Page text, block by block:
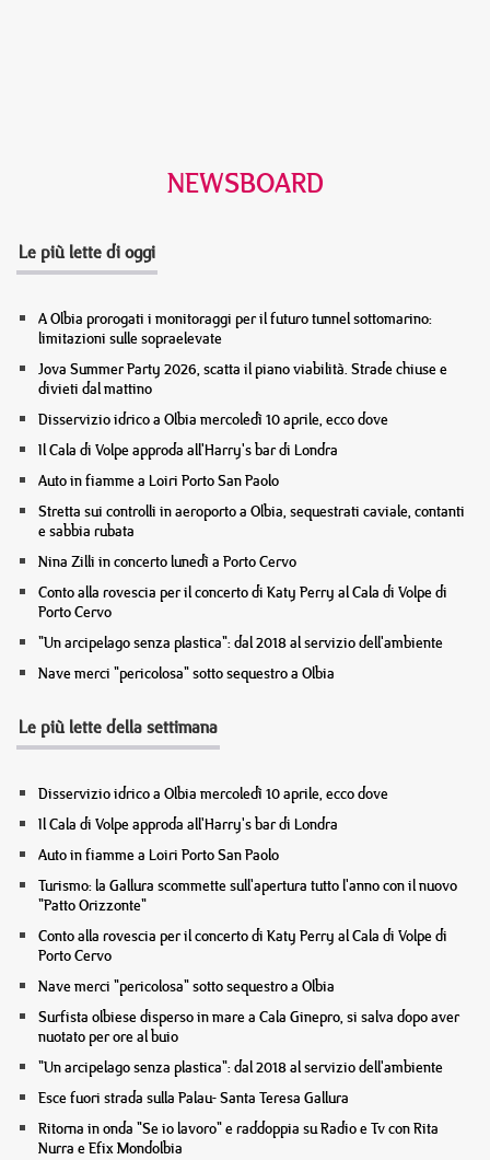
NEWSBOARD
Le più lette di oggi
A Olbia prorogati i monitoraggi per il futuro tunnel sottomarino:
limitazioni sulle sopraelevate
Jova Summer Party 2026, scatta il piano viabilità. Strade chiuse e
divieti dal mattino
Disservizio idrico a Olbia mercoledì 10 aprile, ecco dove
Il Cala di Volpe approda all'Harry's bar di Londra
Auto in fiamme a Loiri Porto San Paolo
Stretta sui controlli in aeroporto a Olbia, sequestrati caviale, contanti
e sabbia rubata
Nina Zilli in concerto lunedì a Porto Cervo
Conto alla rovescia per il concerto di Katy Perry al Cala di Volpe di
Porto Cervo
"Un arcipelago senza plastica": dal 2018 al servizio dell'ambiente
Nave merci "pericolosa" sotto sequestro a Olbia
Le più lette della settimana
Disservizio idrico a Olbia mercoledì 10 aprile, ecco dove
Il Cala di Volpe approda all'Harry's bar di Londra
Auto in fiamme a Loiri Porto San Paolo
Turismo: la Gallura scommette sull'apertura tutto l'anno con il nuovo
"Patto Orizzonte"
Conto alla rovescia per il concerto di Katy Perry al Cala di Volpe di
Porto Cervo
Nave merci "pericolosa" sotto sequestro a Olbia
Surfista olbiese disperso in mare a Cala Ginepro, si salva dopo aver
nuotato per ore al buio
"Un arcipelago senza plastica": dal 2018 al servizio dell'ambiente
Esce fuori strada sulla Palau- Santa Teresa Gallura
Ritorna in onda "Se io lavoro" e raddoppia su Radio e Tv con Rita
Nurra e Efix Mondolbia